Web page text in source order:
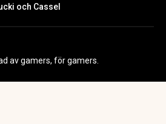
och Cassel
av gamers, för gamers.